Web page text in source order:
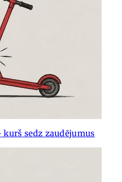
sedz zaudējumus